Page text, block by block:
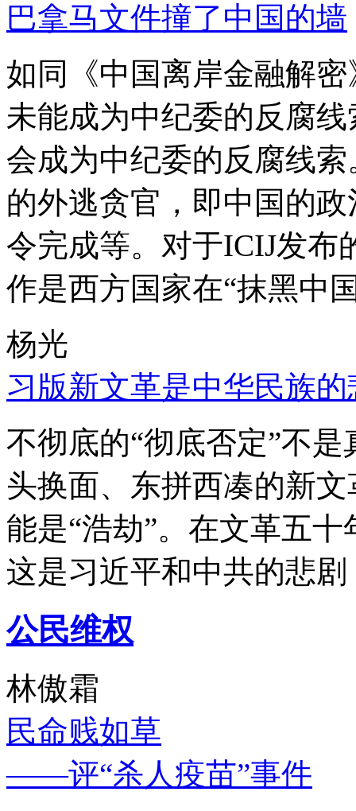
巴拿马文件撞了中国的墙
如同《中国离岸金融解
未能成为中纪委的反腐
会成为中纪委的反腐线
的外逃贪官，即中国的
令完成等。对于ICIJ发布
作是西方国家在“抹黑中
杨光
习版新文革是中华民族的
不彻底的“彻底否定”不
头换面、东拼西凑的新
能是“浩劫”。在文革五
这是习近平和中共的悲
公民维权
林傲霜
民命贱如草
——评“杀人疫苗”事件